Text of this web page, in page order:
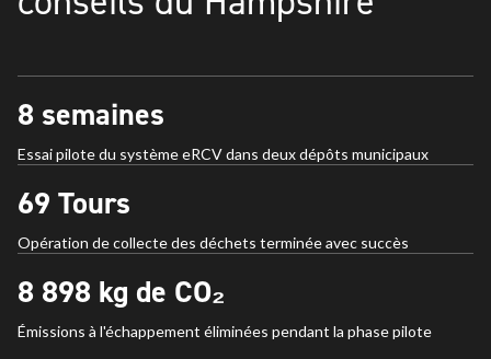
8 semaines
Essai pilote du système eRCV dans deux dépôts municipaux
69 Tours
Opération de collecte des déchets terminée avec succès
8 898 kg de CO₂
Émissions à l'échappement éliminées pendant la phase pilote